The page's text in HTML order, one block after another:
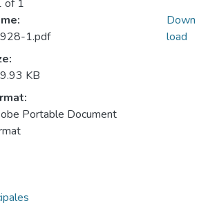
of 1
1.pdf
KB
Portable Document
Down
load